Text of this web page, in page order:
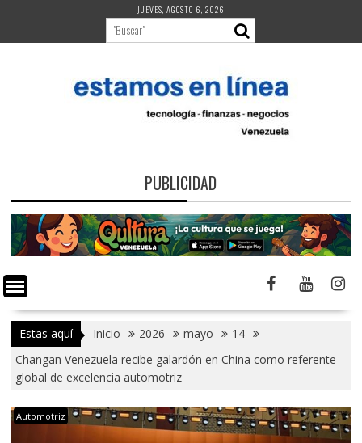
contenido
JUEVES, AGOSTO 6, 2026
PUBLICIDAD
Estas aquí Inicio 2026 mayo
14
Changan Venezuela recibe galardón en China como referente
global de excelencia automotriz
Automotriz